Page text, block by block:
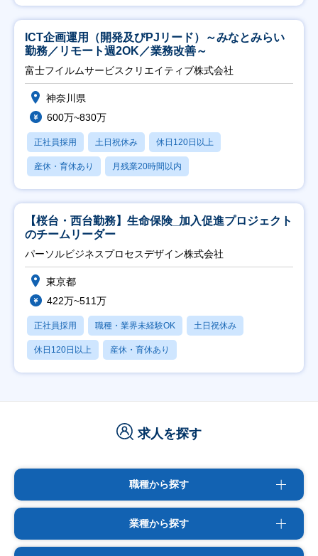
ICT企画運用（開発及びPJリード）～みなとみらい
勤務／リモート週2OK／業務改善～
富士フイルムサービスクリエイティブ株式会社
神奈川県
600万~830万
正社員採用 土日祝休み 休日120日以上
産休・育休あり 月残業20時間以内
【桜台・西台勤務】生命保険_加入促進プロジェクト
のチームリーダー
パーソルビジネスプロセスデザイン株式会社
東京都
422万~511万
正社員採用 職種・業界未経験OK 土日祝休み
休日120日以上 産休・育休あり
求人を探す
職種から探す
業種から探す